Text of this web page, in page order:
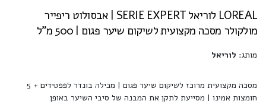
LOREAL לוריאל SERIE EXPERT | אבסולוט ריפייר
מולקולר מסכה מקצועית לשיקום שיער פגום | 500 מ”ל
מותג: לוריאל
מסכה מקצועית מרוכז לשיקום שיער פגום | מכילה בונדר לפפטידים + 5
חומצות אמינו | מסייעת לתקן את המבנה של סיבי השיער באופן